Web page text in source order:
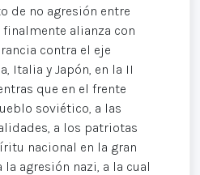
de no agresión entre
finalmente alianza con
contra el eje
Italia y Japón, en la II
que en el frente
soviético, a las
a los patriotas
nacional en la gran
agresión nazi, a la cual